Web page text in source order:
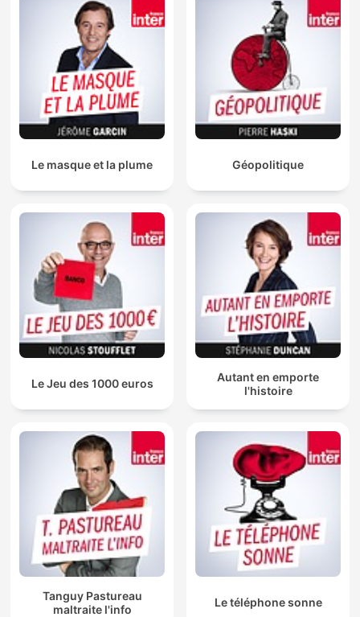
Géopolitique
Le masque et la plume
Autant en emporte
l'histoire
Le Jeu des 1000 euros
Le téléphone sonne
Tanguy Pastureau
maltraite l'info